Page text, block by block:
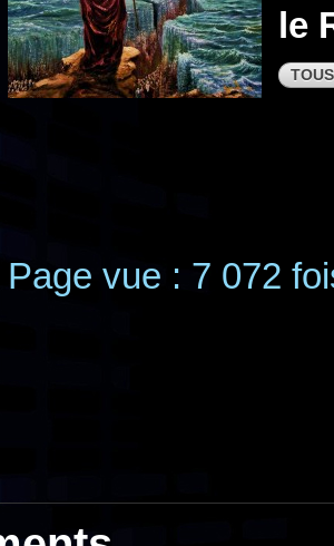
le
Page vue : 7 072